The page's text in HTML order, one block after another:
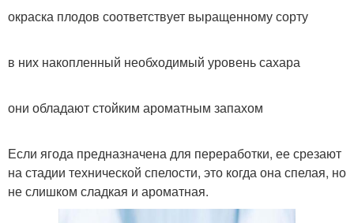
окраска плодов соответствует выращенному сорту
в них накопленный необходимый уровень сахара
они обладают стойким ароматным запахом
Если ягода предназначена для переработки, ее срезают
на стадии технической спелости, это когда она спелая, но
не слишком сладкая и ароматная.